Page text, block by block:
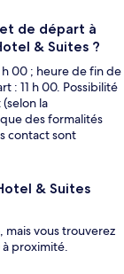
de départ à
& Suites ?
00 ; heure de fin de
: 11 h 00. Possibilité
la
des formalités
contact sont
& Suites
mais vous trouverez
à proximité.